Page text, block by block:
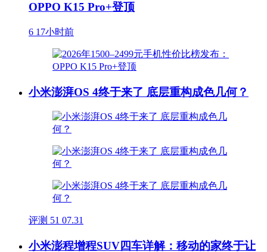
OPPO K15 Pro+登顶
6 17小时前
小米澎湃OS 4终于来了 底层重构成色几何？
评测 51 07.31
小米澎程增程SUV四车详解：移动的家终于让